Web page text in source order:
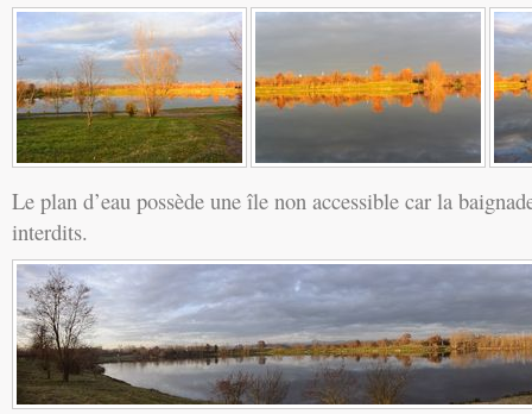
Le plan d’eau possède une île non accessible car la
interdits.